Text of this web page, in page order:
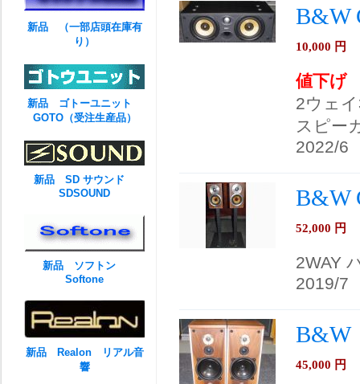
B&W
10,000 円
値下げ
2ウェ
スピー
2022/6
B&W
52,000 円
2WAY
2019/7
B&W
45,000 円
新品 （一部店頭在庫有
り）
新品 ゴトーユニット
GOTO（受注生産品）
新品 SD サウンド
SDSOUND
新品 ソフトン
Softone
新品 Realon リアル音
響